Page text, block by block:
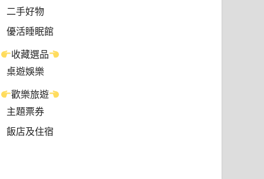
二手好物
優活睡眠館
收藏選品
桌遊娛樂
歡樂旅遊
主題票券
飯店及住宿